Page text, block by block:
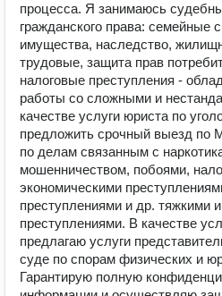
процесса. Я занимаюсь
гражданского права: семейные
имущества, наследство,
трудовые, защита прав
налоговые преступления -
работы со сложными и
качестве услуги юриста по
предложить срочный выезд по
по делам связанным с
мошенничеством, побоями,
экономическими
преступлениями и др. тяжкими
преступлениями. В качестве
предлагаю услуги
суде по спорам физических и
Гарантирую полную